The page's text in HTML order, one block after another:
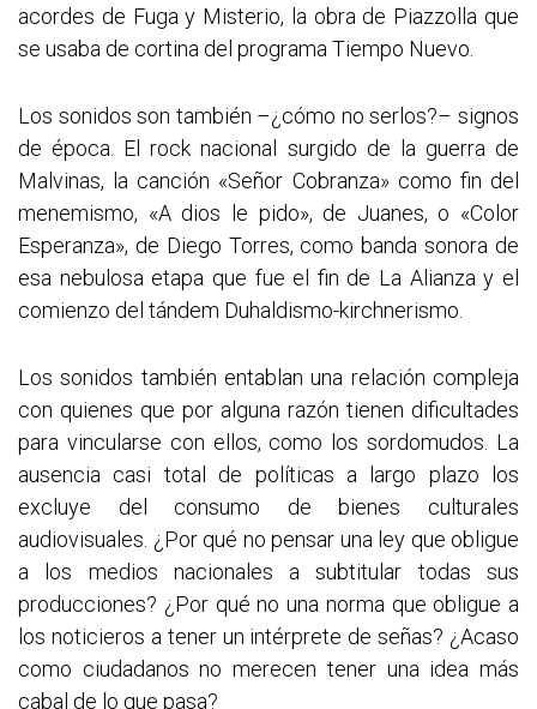
acordes de Fuga y Misterio, la obra de Piazzolla que
se usaba de cortina del programa Tiempo Nuevo.
Los sonidos son también –¿cómo no serlos?– signos
de época. El rock nacional surgido de la guerra de
Malvinas, la canción «Señor Cobranza» como fin del
menemismo, «A dios le pido», de Juanes, o «Color
Esperanza», de Diego Torres, como banda sonora de
esa nebulosa etapa que fue el fin de La Alianza y el
comienzo del tándem Duhaldismo-kirchnerismo.
Los sonidos también entablan una relación compleja
con quienes que por alguna razón tienen dificultades
para vincularse con ellos, como los sordomudos. La
ausencia casi total de políticas a largo plazo los
excluye del consumo de bienes culturales
audiovisuales. ¿Por qué no pensar una ley que obligue
a los medios nacionales a subtitular todas sus
producciones? ¿Por qué no una norma que obligue a
los noticieros a tener un intérprete de señas? ¿Acaso
como ciudadanos no merecen tener una idea más
cabal de lo que pasa?